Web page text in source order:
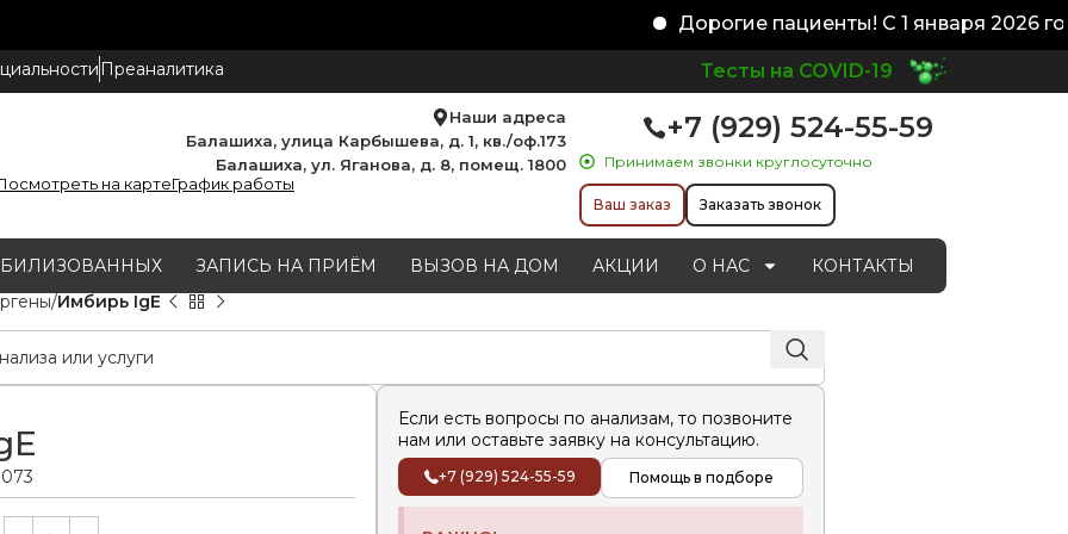
Дорогие пациенты! С 1 января 2026
Преаналитика Тесты на COVID-19
Наши адреса
Балашиха, улица Карбышева, д. 1, кв./оф.173
Балашиха, ул. Яганова, д. 8, помещ. 1800
на картеГрафик работы
+7 (929) 524-55-59
Принимаем звонки круглосуточно
Ваш заказ Заказать звонок
ЗАПИСЬ НА ПРИЁМ ВЫЗОВ НА ДОМ АКЦИИ О НАС
КОНТАКТЫ
Имбирь IgE
Alternative:
Если есть вопросы по анализам, то позвоните
нам или оставьте заявку на консультацию.
+7 (929) 524-55-59 Помощь в подборе